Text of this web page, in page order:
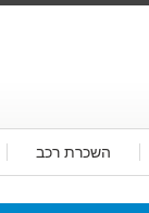
השכרת רכב